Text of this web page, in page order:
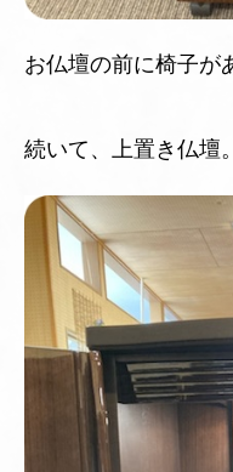
お仏壇の前に椅子が
続いて、上置き仏壇。